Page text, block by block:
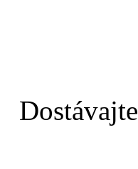
Dostávajte